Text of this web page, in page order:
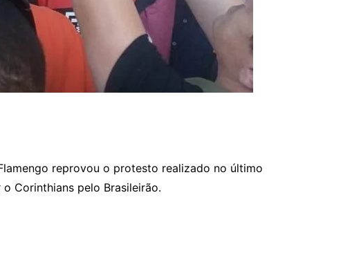
reprovou o protesto realizado no último
Corinthians pelo Brasileirão.